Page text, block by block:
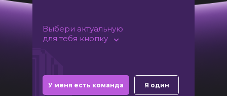
Выбери актуальную
для тебя кнопку
Я один
У меня есть команда